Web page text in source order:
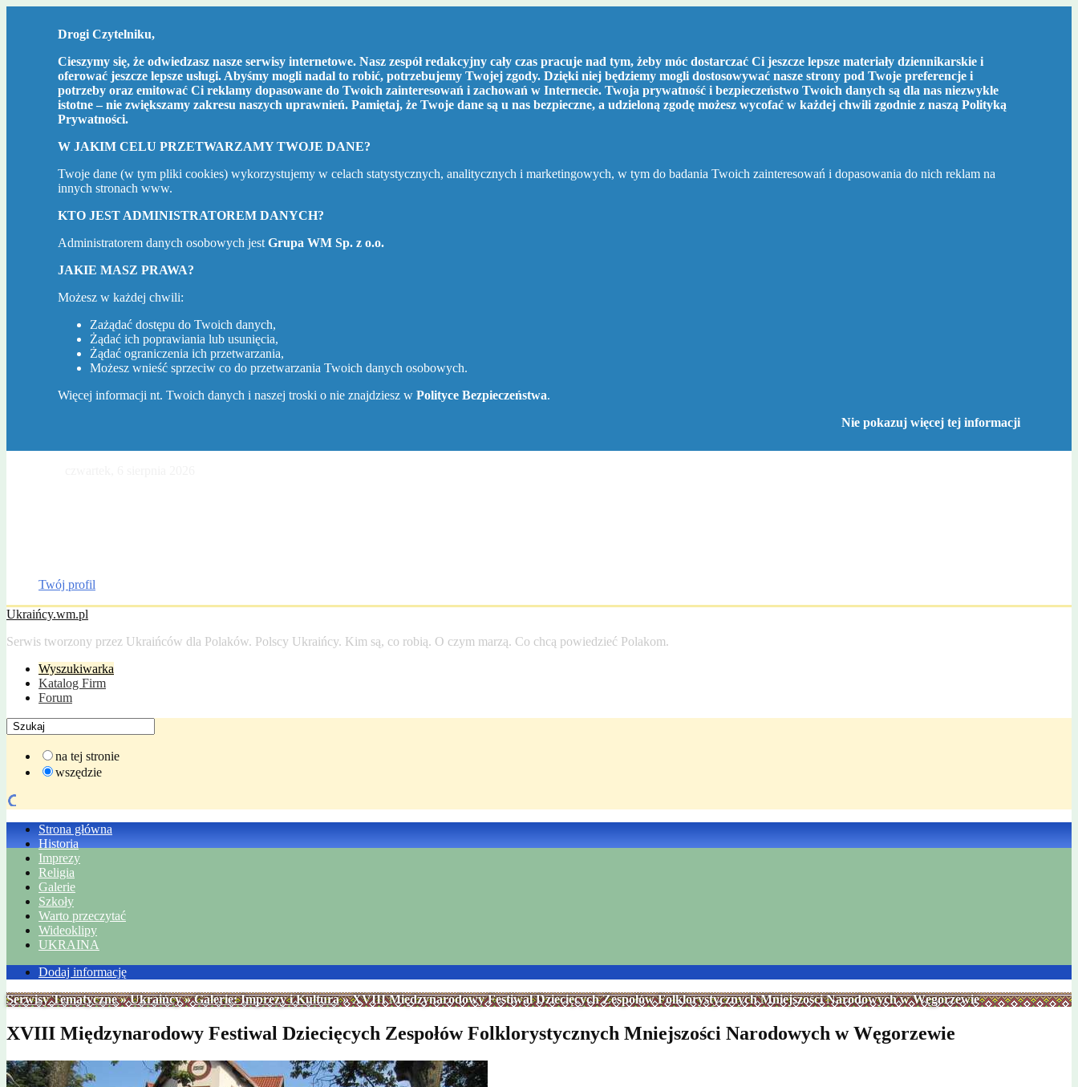
Drogi Czytelniku,
Cieszymy się, że odwiedzasz nasze serwisy internetowe. Nasz zespół redakcyjny cały czas pracuje nad tym, żeby móc dostarczać Ci jeszcze lepsze materiały dziennikarskie i
oferować jeszcze lepsze usługi. Abyśmy mogli nadal to robić, potrzebujemy Twojej zgody. Dzięki niej będziemy mogli dostosowywać nasze strony pod Twoje preferencje i
potrzeby oraz emitować Ci reklamy dopasowane do Twoich zainteresowań i zachowań w Internecie. Twoja prywatność i bezpieczeństwo Twoich danych są dla nas niezwykle
istotne – nie zwiększamy zakresu naszych uprawnień. Pamiętaj, że Twoje dane są u nas bezpieczne, a udzieloną zgodę możesz wycofać w każdej chwili zgodnie z naszą Polityką
Prywatności.
W JAKIM CELU PRZETWARZAMY TWOJE DANE?
Twoje dane (w tym pliki cookies) wykorzystujemy w celach statystycznych, analitycznych i marketingowych, w tym do badania Twoich zainteresowań i dopasowania do nich reklam na
innych stronach www.
KTO JEST ADMINISTRATOREM DANYCH?
Administratorem danych osobowych jest Grupa WM Sp. z o.o.
JAKIE MASZ PRAWA?
Możesz w każdej chwili:
Zażądać dostępu do Twoich danych,
Żądać ich poprawiania lub usunięcia,
Żądać ograniczenia ich przetwarzania,
Możesz wnieść sprzeciw co do przetwarzania Twoich danych osobowych.
Więcej informacji nt. Twoich danych i naszej troski o nie znajdziesz w Polityce Bezpieczeństwa.
Nie pokazuj więcej tej informacji
Twój profil
Ukraińcy.wm.pl
Serwis tworzony przez Ukraińców dla Polaków. Polscy Ukraińcy. Kim są, co robią. O czym marzą. Co chcą powiedzieć Polakom.
Wyszukiwarka
Katalog Firm
Forum
na tej stronie
wszędzie
Strona główna
Historia
Imprezy
Religia
Galerie
Szkoły
Warto przeczytać
Wideoklipy
UKRAINA
Dodaj informację
Serwisy Tematyczne»Ukraińcy»Galerie: Imprezy i Kultura» XVIII Międzynarodowy Festiwal Dziecięcych Zespołów Folklorystycznych Mniejszości Narodowych w Węgorzewie
XVIII Międzynarodowy Festiwal Dziecięcych Zespołów Folklorystycznych Mniejszości Narodowych w Węgorzewie